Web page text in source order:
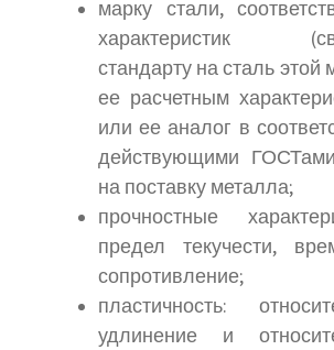
марку стали,
характеристик
стандарту на сталь этой
ее расчетным
или ее аналог в
действующими
на поставку металла;
прочностные
предел текучести,
сопротивление;
пластичность:
удлинение и